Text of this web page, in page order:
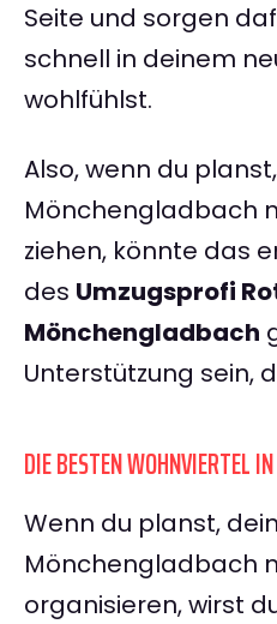
Seite und sorgen
schnell in deinem
wohlfühlst.
Also, wenn du
Mönchengladbach
ziehen, könnte das
des Umzugsprofi
Mönchengladbach
Unterstützung sein,
DIE BESTEN WOHNVIERTEL
Wenn du planst,
Mönchengladbach
organisieren, wirst